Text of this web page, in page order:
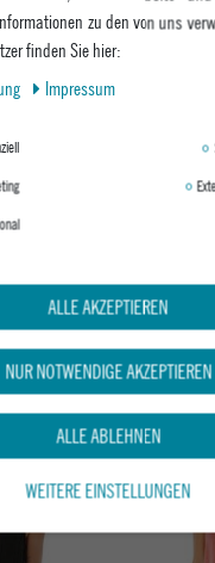
-17%
€
zu den von uns
finden Sie hier:
Impressum
ALLE AKZEPTIEREN
NUR NOTWENDIGE AKZEPTIEREN
ALLE ABLEHNEN
WEITERE EINSTELLUNGEN